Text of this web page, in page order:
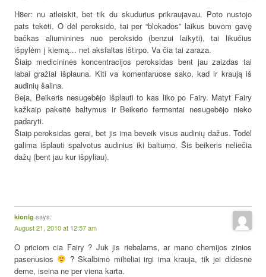
H8er: nu atleiskit, bet tik du skudurius prikraujavau. Poto nustojo
pats tekėti. O dėl peroksido, tai per “blokados” laikus buvom gavę
bačkas aliuminines nuo peroksido (benzui laikyti), tai likučius
išpylėm į kiemą… net aksfaltas ištirpo. Va čia tai zaraza.
Šiaip medicininės koncentracijos peroksidas bent jau zaizdas tai
labai gražiai išplauna. Kiti va komentaruose sako, kad ir kraują iš
audinių šalina.
Beja, Beikeris nesugebėjo išplauti to kas liko po Fairy. Matyt Fairy
kažkaip pakeitė baltymus ir Beikerio fermentai nesugebėjo nieko
padaryti.
Šiaip peroksidas gerai, bet jis ima beveik visus audinių dažus. Todėl
galima išplauti spalvotus audinius iki baltumo. Šis beikeris neliečia
dažų (bent jau kur išpyliau).
kionig says:
August 21, 2010 at 12:57 am
O priciom cia Fairy ? Juk jis riebalams, ar mano chemijos zinios
pasenusios
? Skalbimo milteliai irgi ima krauja, tik jei didesne
deme, iseina ne per viena karta.